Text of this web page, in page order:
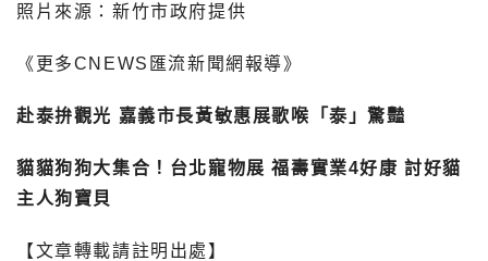
照片來源：新竹市政府提供
《更多CNEWS匯流新聞網報導》
赴泰拚觀光 嘉義市長黃敏惠展歌喉「泰」驚豔
貓貓狗狗大集合！台北寵物展 福壽實業4好康 討好貓
主人狗寶貝
【文章轉載請註明出處】